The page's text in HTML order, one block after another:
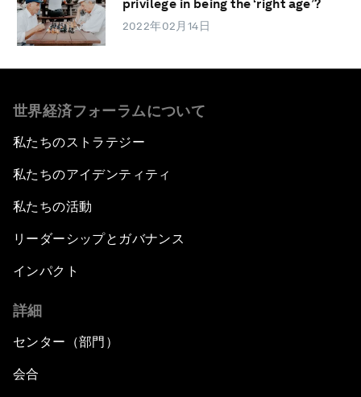
privilege in being the ‘right age’?
2022年02月14日
世界経済フォーラムについて
私たちのストラテジー
私たちのアイデンティティ
私たちの活動
リーダーシップとガバナンス
インパクト
詳細
センター（部門）
会合